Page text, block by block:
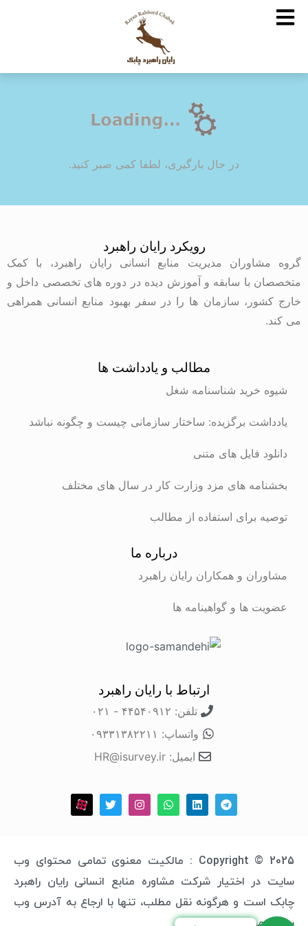
در حال بارگیری، لطفا کمی صبر کنید.
رویکرد رایان راهبرد
گروه مشاوران مدیریت منابع انسانی رایان راهبرد، با کمک
متخصصان با سابقه و آموزش دیده در دوره های تخصصی داخل و
خارج کشور، سازمان ها را در سفر بهبود منابع انسانی همراهی
می کند.
مطالب و یادداشت ها
شیوه خرید شناسنامه شغل
یادداشت برگزیده: ساختار سازمانی چیست و چگونه نباشد
دانلود فایل های متنی
بخشنامه های مزد وزارت کار در سال های مختلف
توصیه برای استفاده از مطالب
درباره ما
مشاوران و همکاران رایان راهبرد
عضویت ها و گواهینامه ها
ارتباط با رایان راهبرد
تلفن: ۴۴۵۴۰۹۱۲ - ۰۲۱
واتساپ: ۰۹۳۳۱۳۸۲۲۱۱
ایمیل: HR@isurvey.ir
Copyright © 2025 : مالکیت معنوی تمامی محتوای وب
سایت در اختیار شرکت مشاوره منابع انسانی رایان راهبرد
چابک است و هرگونه نقل مطلب، تنها با ارجاع به آدرس وب